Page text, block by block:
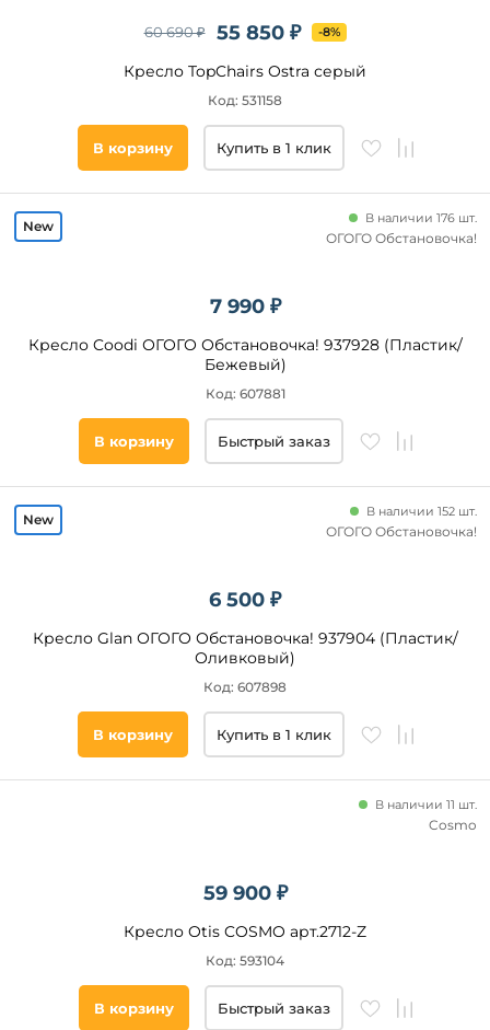
55 850 ₽
60 690 ₽ -8%
Кресло TopChairs Ostra серый
Код: 531158
В корзину Купить в 1 клик
7 990 ₽
Кресло Coodi ОГОГО Обстановочка! 937928 (Пластик/
Бежевый)
В наличии 176 шт.
Код: 607881
ОГОГО Обстановочка!
В корзину Быстрый заказ
6 500 ₽
Кресло Glan ОГОГО Обстановочка! 937904 (Пластик/
Оливковый)
В наличии 152 шт.
Код: 607898
ОГОГО Обстановочка!
В корзину Купить в 1 клик
59 900 ₽
Кресло Otis COSMO арт.2712-Z
В наличии 11 шт.
Код: 593104
Cosmo
В корзину Быстрый заказ